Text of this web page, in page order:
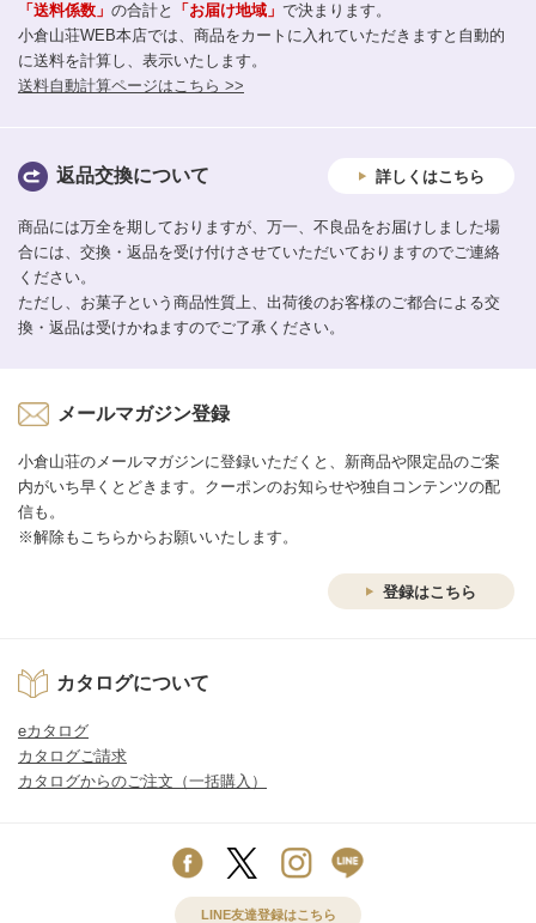
「送料係数」 の合計と 「お届け地域」 で決まります。
小倉山荘WEB本店では、商品をカートに入れていただきますと自動的
に送料を計算し、表示いたします。
送料自動計算ページはこちら >>
返品交換について 詳しくはこちら
商品には万全を期しておりますが、万一、不良品をお届けしました場
合には、交換・返品を受け付けさせていただいておりますのでご連絡
ください。
ただし、お菓子という商品性質上、出荷後のお客様のご都合による交
換・返品は受けかねますのでご了承ください。
メールマガジン登録
小倉山荘のメールマガジンに登録いただくと、新商品や限定品のご案
内がいち早くとどきます。クーポンのお知らせや独自コンテンツの配
信も。
※解除もこちらからお願いいたします。
登録はこちら
カタログについて
eカタログ
カタログご請求
カタログからのご注文（一括購入）
LINE友達登録はこちら